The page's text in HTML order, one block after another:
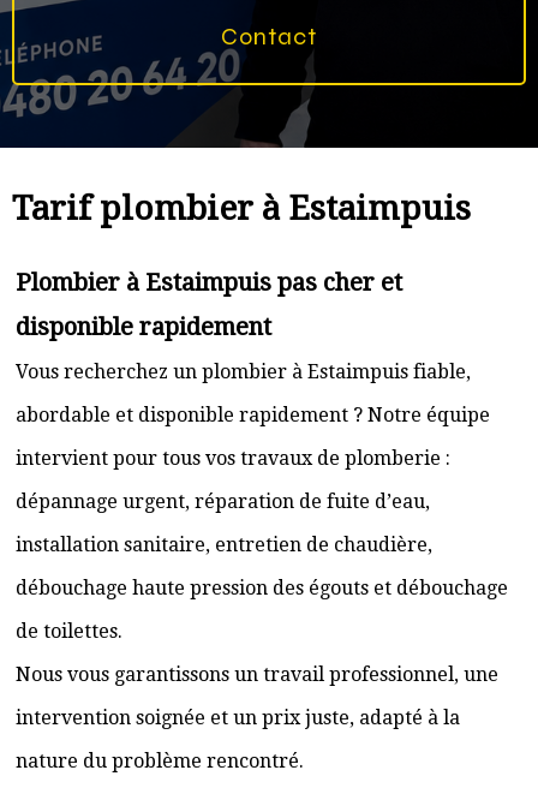
Contact
Tarif plombier à Estaimpuis
Plombier à Estaimpuis pas cher et
disponible rapidement
Vous recherchez un plombier à Estaimpuis fiable,
abordable et disponible rapidement ? Notre équipe
intervient pour tous vos travaux de plomberie :
dépannage urgent, réparation de fuite d’eau,
installation sanitaire, entretien de chaudière,
débouchage haute pression des égouts et débouchage
de toilettes.
Nous vous garantissons un travail professionnel, une
intervention soignée et un prix juste, adapté à la
nature du problème rencontré.